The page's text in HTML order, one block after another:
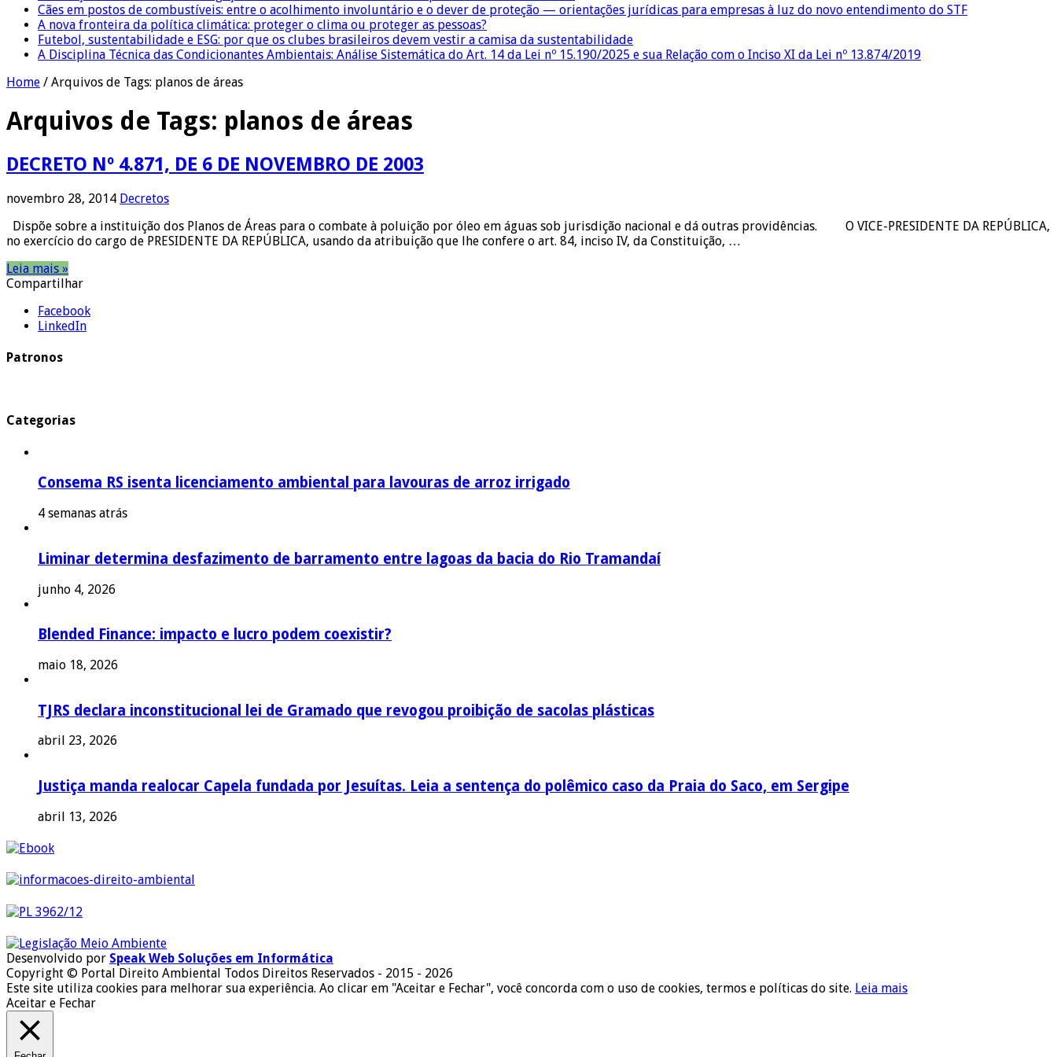
Cães em postos de combustíveis: entre o acolhimento involuntário e o dever de proteção — orientações jurídicas para empresas à luz do novo entendimento do STF
A nova fronteira da política climática: proteger o clima ou proteger as pessoas?
Futebol, sustentabilidade e ESG: por que os clubes brasileiros devem vestir a camisa da sustentabilidade
A Disciplina Técnica das Condicionantes Ambientais: Análise Sistemática do Art. 14 da Lei nº 15.190/2025 e sua Relação com o Inciso XI da Lei nº 13.874/2019
Home / Arquivos de Tags: planos de áreas
Arquivos de Tags: planos de áreas
DECRETO Nº 4.871, DE 6 DE NOVEMBRO DE 2003
novembro 28, 2014 Decretos
Dispõe sobre a instituição dos Planos de Áreas para o combate à poluição por óleo em águas sob jurisdição nacional e dá outras providências. O VICE-PRESIDENTE DA REPÚBLICA,
no exercício do cargo de PRESIDENTE DA REPÚBLICA, usando da atribuição que lhe confere o art. 84, inciso IV, da Constituição, …
Leia mais »
Compartilhar
Facebook
LinkedIn
Patronos
Categorias
Consema RS isenta licenciamento ambiental para lavouras de arroz irrigado
4 semanas atrás
Liminar determina desfazimento de barramento entre lagoas da bacia do Rio Tramandaí
junho 4, 2026
Blended Finance: impacto e lucro podem coexistir?
maio 18, 2026
TJRS declara inconstitucional lei de Gramado que revogou proibição de sacolas plásticas
abril 23, 2026
Justiça manda realocar Capela fundada por Jesuítas. Leia a sentença do polêmico caso da Praia do Saco, em Sergipe
abril 13, 2026
Desenvolvido por Speak Web Soluções em Informática
Copyright © Portal Direito Ambiental Todos Direitos Reservados - 2015 - 2026
Este site utiliza cookies para melhorar sua experiência. Ao clicar em "Aceitar e Fechar", você concorda com o uso de cookies, termos e políticas do site. Leia mais
Aceitar e Fechar